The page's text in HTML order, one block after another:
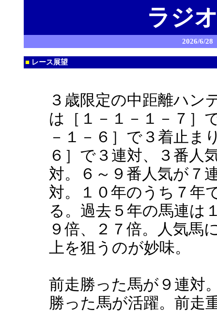
ラジ
2026/6/
■ レース展望
３歳限定の中距離ハン
は［１－１－１－７］
－１－６］で３着止ま
６］で３連対、３番人
対。６～９番人気が７
対。１０年のうち７年
る。過去５年の馬連は
９倍、２７倍。人気馬
上を狙うのが妙味。
前走勝った馬が９連対
勝った馬が活躍。前走